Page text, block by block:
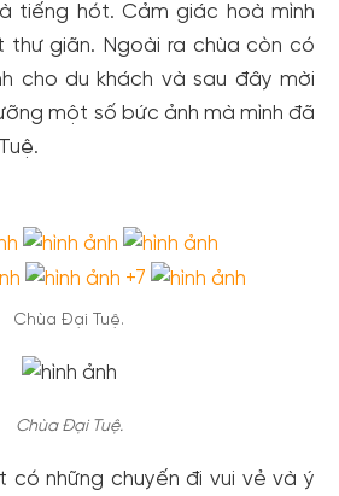
tiếng hót. Cảm giác hoà mình
thư giãn. Ngoài ra chùa còn có
cho du khách và sau đây mời
một số bức ảnh mà mình đã
+7
Chùa Đại Tuệ.
Chùa Đại Tuệ.
có những chuyến đi vui vẻ và ý